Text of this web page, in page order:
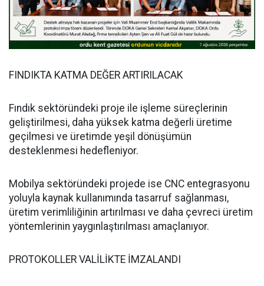
FINDIKTA KATMA DEĞER ARTIRILACAK
Fındık sektöründeki proje ile işleme süreçlerinin
geliştirilmesi, daha yüksek katma değerli üretime
geçilmesi ve üretimde yeşil dönüşümün
desteklenmesi hedefleniyor.
Mobilya sektöründeki projede ise CNC entegrasyonu
yoluyla kaynak kullanımında tasarruf sağlanması,
üretim verimliliğinin artırılması ve daha çevreci üretim
yöntemlerinin yaygınlaştırılması amaçlanıyor.
PROTOKOLLER VALİLİKTE İMZALANDI